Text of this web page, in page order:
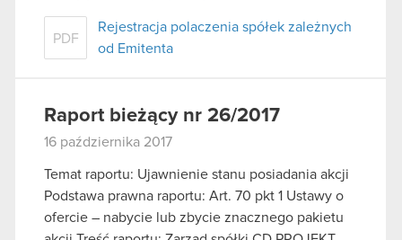
PDF
Rejestracja polaczenia spółek zależnych
od Emitenta
Raport bieżący nr 26/2017
16 października 2017
Temat raportu: Ujawnienie stanu posiadania akcji
Podstawa prawna raportu: Art. 70 pkt 1 Ustawy o
ofercie – nabycie lub zbycie znacznego pakietu